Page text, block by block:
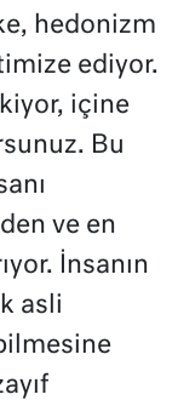
hedonizm
ediyor.
içine
Bu
ve en
İnsanın
asli